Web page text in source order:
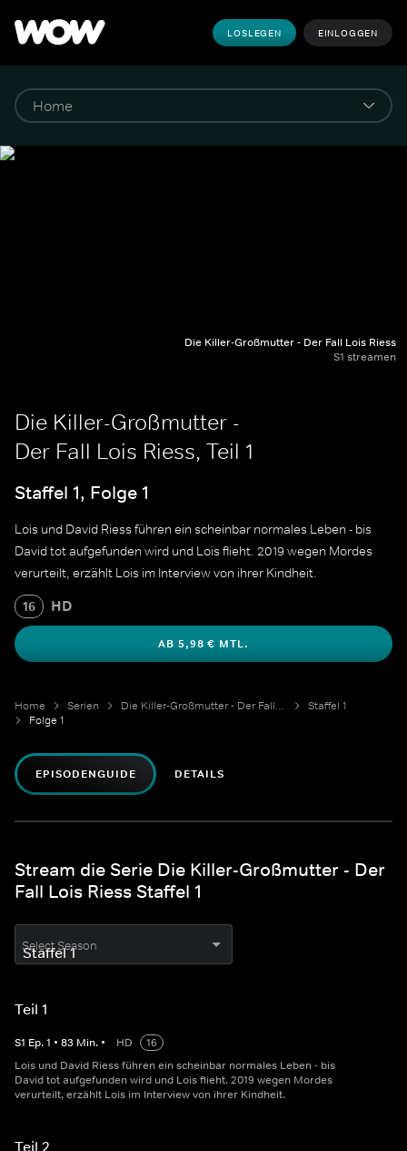
LOSLEGEN EINLOGGEN
Die Killer-Großmutter - Der Fall Lois Riess
S1 streamen
Die Killer-Großmutter -
Der Fall Lois Riess, Teil 1
Staffel 1, Folge 1
Lois und David Riess führen ein scheinbar normales Leben - bis
David tot aufgefunden wird und Lois flieht. 2019 wegen Mordes
verurteilt, erzählt Lois im Interview von ihrer Kindheit.
16 HD
AB 5,98 € MTL.
Home Serien Die Killer-Großmutter - Der Fall Lois Riess
Staffel 1
Folge 1
EPISODENGUIDE DETAILS
Stream die Serie Die Killer-Großmutter - Der
Fall Lois Riess Staffel 1
Select Season
Teil 1
S1 Ep.1 • 83 Min. • HD
16
Lois und David Riess führen ein scheinbar normales Leben - bis
David tot aufgefunden wird und Lois flieht. 2019 wegen Mordes
verurteilt, erzählt Lois im Interview von ihrer Kindheit.
Teil 2